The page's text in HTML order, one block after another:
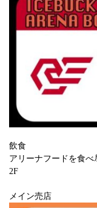
飲食
アリーナフードを食べ
2F
メイン売店